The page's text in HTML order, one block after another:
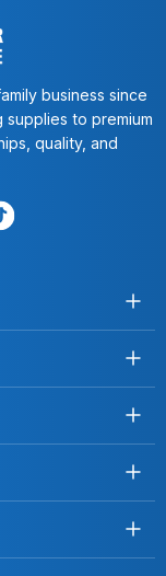
business since
to premium
quality, and